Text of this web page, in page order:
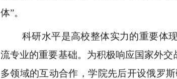
体”。
科研水平是高校整体实力的重要体
流专业的重要基础。为积极响应国家外
多领域的互动合作，学院先后开设俄罗